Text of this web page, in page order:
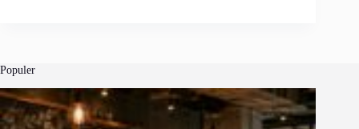
Populer